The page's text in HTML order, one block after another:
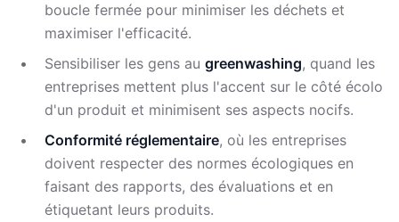
boucle fermée pour minimiser les déchets et
maximiser l'efficacité.
Sensibiliser les gens augreenwashing, quand les
entreprises mettent plus l'accent sur le côté écolo
d'un produit et minimisent ses aspects nocifs.
Conformité réglementaire, où les entreprises
doivent respecter des normes écologiques en
faisant des rapports, des évaluations et en
étiquetant leurs produits.